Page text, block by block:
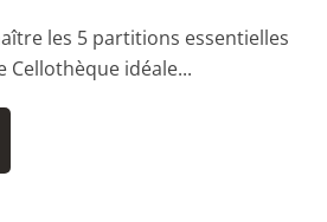
les 5 partitions essentielles
idéale...